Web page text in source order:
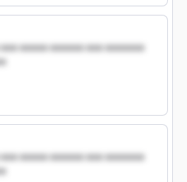
xxxxx xxxxxx xxx xxxxxxx
xxxxx xxxxxx xxx xxxxxxx